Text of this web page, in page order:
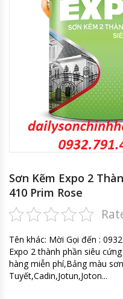
Sơn Kẽm Expo 2
410 Prim Rose
Tên khác: Mời Gọi đến :
Expo 2 thành phần siêu
hàng miễn phí,Bảng màu
Tuyết,Cadin,Jotun,Joton...